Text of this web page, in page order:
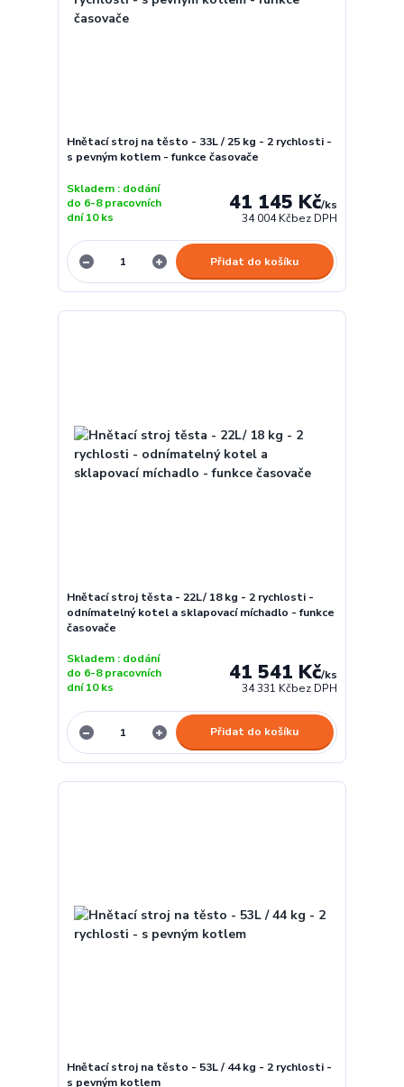
Hnětací stroj na těsto - 33L / 25 kg - 2 rychlosti -
s pevným kotlem - funkce časovače
41 145 Kč/ks
34 004 Kčbez DPH
Skladem : dodání
do 6-8 pracovních
dní 10 ks
Přidat do košíku
Hnětací stroj těsta - 22L/ 18 kg - 2 rychlosti -
odnímatelný kotel a sklapovací míchadlo - funkce
časovače
41 541 Kč/ks
34 331 Kčbez DPH
Skladem : dodání
do 6-8 pracovních
dní 10 ks
Přidat do košíku
Hnětací stroj na těsto - 53L / 44 kg - 2 rychlosti -
s pevným kotlem